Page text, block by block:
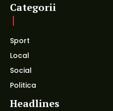
Categorii
Sport
Local
Social
Politica
Headlines